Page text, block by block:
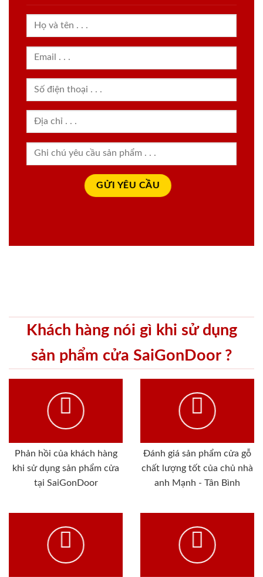
Khách hàng nói gì khi sử dụng
sản phẩm cửa SaiGonDoor ?
Phản hồi của khách hàng
khi sử dụng sản phẩm cửa
tại SaiGonDoor
Đánh giá sản phẩm cửa gỗ
chất lượng tốt của chủ nhà
anh Mạnh - Tân Bình